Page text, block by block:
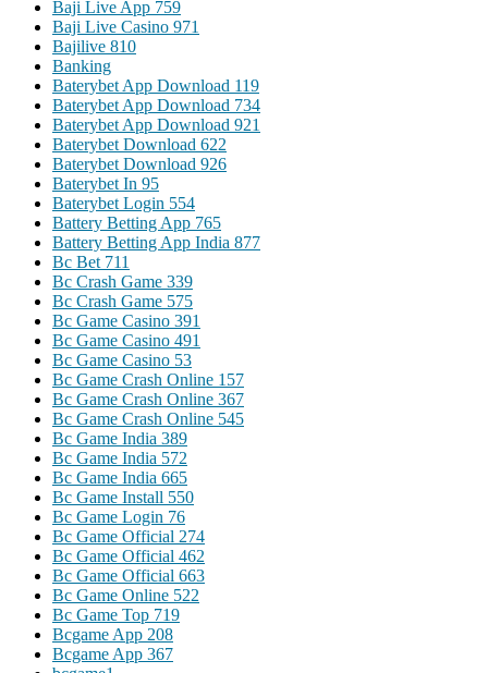
Baji Live App 759
Baji Live Casino 971
Bajilive 810
Banking
Baterybet App Download 119
Baterybet App Download 734
Baterybet App Download 921
Baterybet Download 622
Baterybet Download 926
Baterybet In 95
Baterybet Login 554
Battery Betting App 765
Battery Betting App India 877
Bc Bet 711
Bc Crash Game 339
Bc Crash Game 575
Bc Game Casino 391
Bc Game Casino 491
Bc Game Casino 53
Bc Game Crash Online 157
Bc Game Crash Online 367
Bc Game Crash Online 545
Bc Game India 389
Bc Game India 572
Bc Game India 665
Bc Game Install 550
Bc Game Login 76
Bc Game Official 274
Bc Game Official 462
Bc Game Official 663
Bc Game Online 522
Bc Game Top 719
Bcgame App 208
Bcgame App 367